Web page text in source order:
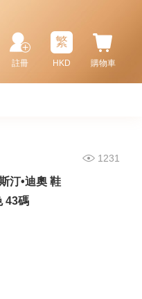
購物車
繁
HKD
註冊
1231
汀•迪奧 鞋
43碼
0001 精鋼
鬼